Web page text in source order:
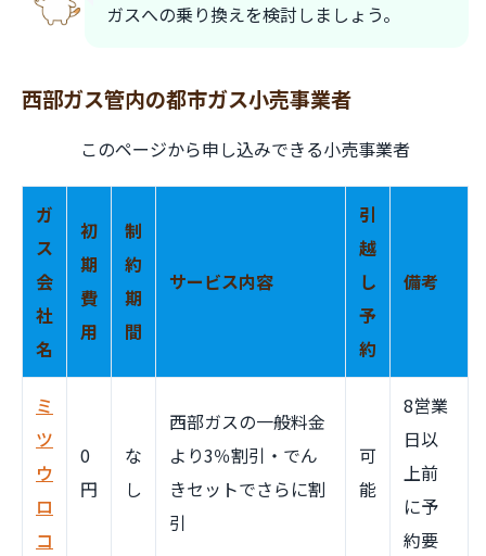
ガスへの乗り換えを検討しましょう。
西部ガス管内の都市ガス小売事業者
このページから申し込みできる小売事業者
ガ
ス
会
社
名
初
期
費
用
制
約
期
間
サービス内容
引
越
し
予
約
備考
ミ
ツ
ウ
ロ
コ
0
円
な
し
西部ガスの一般料金
より3％割引・でん
きセットでさらに割
引
可
能
8営業
日以
上前
に予
約要